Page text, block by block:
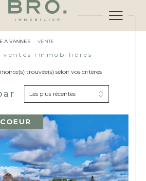
À VANNES VENTE
ventes immobilières
trouvée(s) selon vos critères
Les plus récentes